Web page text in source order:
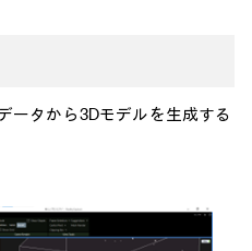
ータから3Dモデルを生成する